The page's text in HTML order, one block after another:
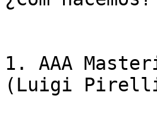
1. AAA
(Luigi